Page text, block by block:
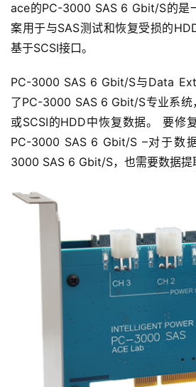
ace的PC-3000 SAS 6 Gbit/S的是
案用于与SAS测试和恢复受损的
基于SCSI接口。
PC-3000 SAS 6 Gbit/S与Data
了PC-3000 SAS 6 Gbit/S专业系统
或SCSI的HDD中恢复数据。 要修
PC-3000 SAS 6 Gbit/S –对于数
3000 SAS 6 Gbit/S，也需要数据提